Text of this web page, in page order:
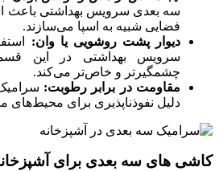
سه بعدی سرویس بهداشتی باعث
فضایی شبیه به اسپا می‌سازند.
دیوار پشت روشویی یا وان:
سرویس بهداشتی در این
چشمگیرتر و خاص‌تر می‌کند.
مقاومت در برابر رطوبت:
دلیل نفوذناپذیری برای
کاشی های سه بعدی برای